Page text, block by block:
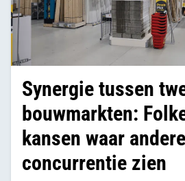
Synergie tussen
bouwmarkten:
kansen waar
concurrentie zien